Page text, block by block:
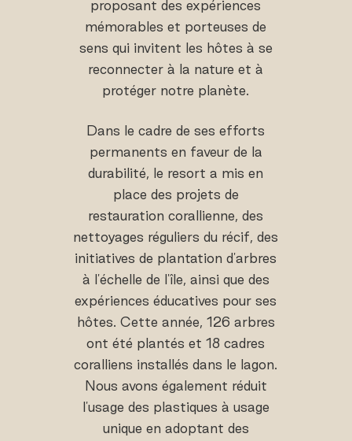
proposant des expériences
mémorables et porteuses de
sens qui invitent les hôtes à se
reconnecter à la nature et à
protéger notre planète.
Dans le cadre de ses efforts
permanents en faveur de la
durabilité, le resort a mis en
place des projets de
restauration corallienne, des
nettoyages réguliers du récif, des
initiatives de plantation d'arbres
à l'échelle de l'île, ainsi que des
expériences éducatives pour ses
hôtes. Cette année, 126 arbres
ont été plantés et 18 cadres
coralliens installés dans le lagon.
Nous avons également réduit
l'usage des plastiques à usage
unique en adoptant des